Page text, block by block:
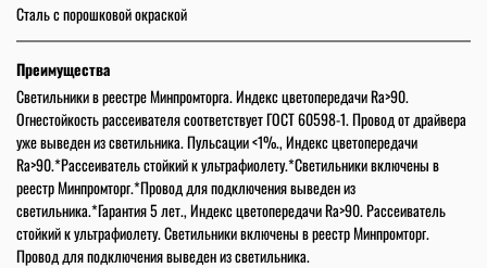
Сталь с порошковой окраской
Преимущества
Светильники в реестре Минпромторга. Индекс цветопередачи Ra>90.
Огнестойкость рассеивателя соответствует ГОСТ 60598-1. Провод от драйвера
уже выведен из светильника. Пульсации <1%., Индекс цветопередачи
Ra>90.*Рассеиватель стойкий к ультрафиолету.*Светильники включены в
реестр Минпромторг.*Провод для подключения выведен из
светильника.*Гарантия 5 лет., Индекс цветопередачи Ra>90. Рассеиватель
стойкий к ультрафиолету. Светильники включены в реестр Минпромторг.
Провод для подключения выведен из светильника.